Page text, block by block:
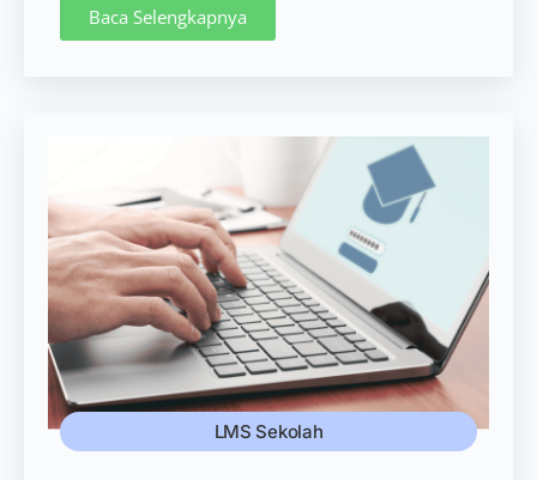
Baca Selengkapnya
LMS Sekolah